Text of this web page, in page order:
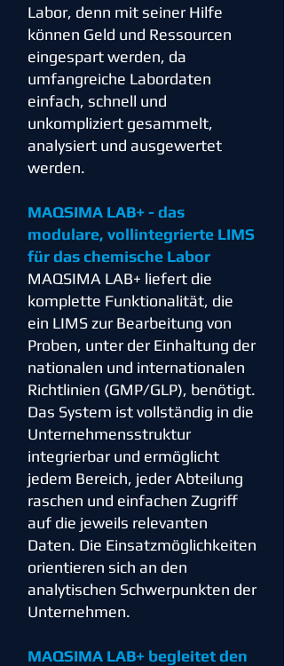
Labor, denn mit seiner Hilfe
können Geld und Ressourcen
eingespart werden, da
umfangreiche Labordaten
einfach, schnell und
unkompliziert gesammelt,
analysiert und ausgewertet
werden.
MAQSIMA LAB+ - das
modulare, vollintegrierte LIMS
für das chemische Labor
MAQSIMA LAB+ liefert die
komplette Funktionalität, die
ein LIMS zur Bearbeitung von
Proben, unter der Einhaltung der
nationalen und internationalen
Richtlinien (GMP/GLP), benötigt.
Das System ist vollständig in die
Unternehmensstruktur
integrierbar und ermöglicht
jedem Bereich, jeder Abteilung
raschen und einfachen Zugriff
auf die jeweils relevanten
Daten. Die Einsatzmöglichkeiten
orientieren sich an den
analytischen Schwerpunkten der
Unternehmen.
MAQSIMA LAB+ begleitet den